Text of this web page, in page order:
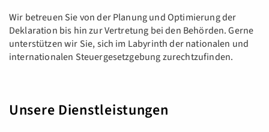
Wir betreuen Sie von der Planung und Optimierung der
Deklaration bis hin zur Vertretung bei den Behörden. Gerne
unterstützen wir Sie, sich im Labyrinth der nationalen und
internationalen Steuergesetzgebung zurechtzufinden.
Unsere Dienstleistungen